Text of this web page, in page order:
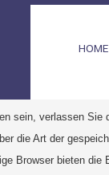
Dabei handelt es
sein, verlassen
die Art der
Browser bieten
HOME